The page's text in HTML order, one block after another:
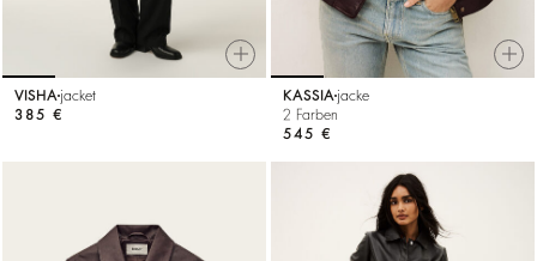
VISHA jacket
385 €
KASSIA jacke
2 Farben
545 €